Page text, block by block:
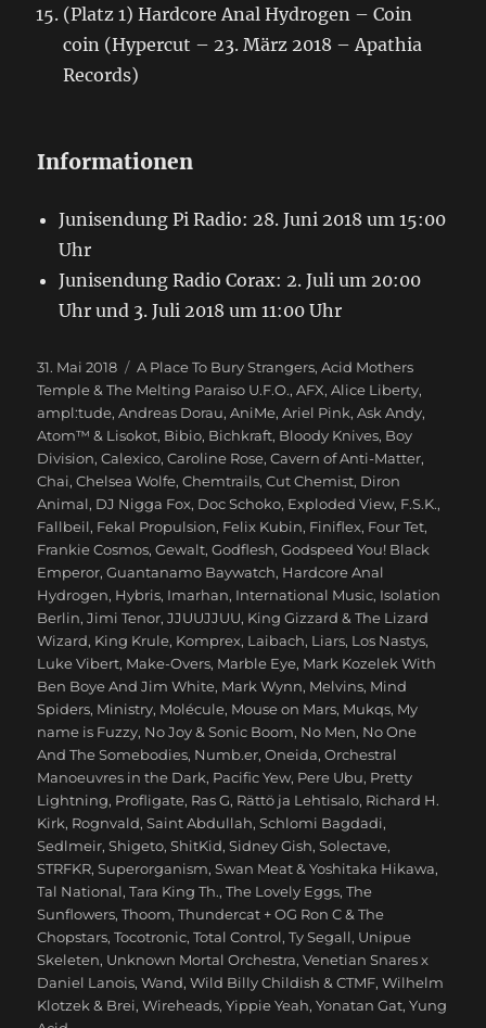
(Platz 1) Hardcore Anal Hydrogen – Coin
coin (Hypercut – 23. März 2018 – Apathia
Records)
Informationen
Junisendung Pi Radio: 28. Juni 2018 um 15:00
Uhr
Junisendung Radio Corax: 2. Juli um 20:00
Uhr und 3. Juli 2018 um 11:00 Uhr
Veröffentlicht
am
31. Mai 2018 Schlagwörter
A Place To Bury Strangers,Acid Mothers
Temple & The Melting Paraiso U.F.O.,AFX,Alice Liberty,
ampl:tude,Andreas Dorau,AniMe,Ariel Pink,Ask Andy,
Atom™ & Lisokot, Bibio, Bichkraft, Bloody Knives, Boy
Division,Calexico,Caroline Rose,Cavern of Anti-Matter,
Chai,Chelsea Wolfe,Chemtrails,Cut Chemist, Diron
Animal, DJ Nigga Fox, Doc Schoko, Exploded View, F.S.K.,
Fallbeil, Fekal Propulsion, Felix Kubin, Finiflex, Four Tet,
Frankie Cosmos,Gewalt,Godflesh,Godspeed You! Black
Emperor,Guantanamo Baywatch, Hardcore Anal
Hydrogen, Hybris, Imarhan, International Music, Isolation
Berlin,Jimi Tenor,JJUUJJUU, King Gizzard & The Lizard
Wizard, King Krule, Komprex, Laibach, Liars, Los Nastys,
Luke Vibert, Make-Overs, Marble Eye, Mark Kozelek With
Ben Boye And Jim White, Mark Wynn, Melvins, Mind
Spiders, Ministry, Molécule, Mouse on Mars, Mukqs, My
name is Fuzzy, No Joy & Sonic Boom, No Men, No One
And The Somebodies, Numb.er,Oneida,Orchestral
Manoeuvres in the Dark, Pacific Yew, Pere Ubu, Pretty
Lightning, Profligate, Ras G, Rättö ja Lehtisalo, Richard H.
Kirk, Rognvald,Saint Abdullah,Schlomi Bagdadi,
Sedlmeir,Shigeto,ShitKid,Sidney Gish,Solectave,
STRFKR,Superorganism,Swan Meat & Yoshitaka Hikawa,
Tal National,Tara King Th.,The Lovely Eggs,The
Sunflowers,Thoom,Thundercat + OG Ron C & The
Chopstars,Tocotronic,Total Control,Ty Segall, Unipue
Skeleten, Unknown Mortal Orchestra,Venetian Snares x
Daniel Lanois,Wand,Wild Billy Childish & CTMF,Wilhelm
Klotzek & Brei,Wireheads,Yippie Yeah,Yonatan Gat,Yung